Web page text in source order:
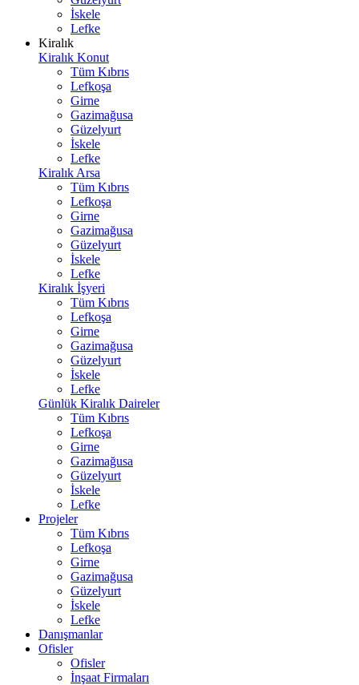
İskele
Lefke
Kiralık
Kiralık Konut
Tüm Kıbrıs
Lefkoşa
Girne
Gazimağusa
Güzelyurt
İskele
Lefke
Kiralık Arsa
Tüm Kıbrıs
Lefkoşa
Girne
Gazimağusa
Güzelyurt
İskele
Lefke
Kiralık İşyeri
Tüm Kıbrıs
Lefkoşa
Girne
Gazimağusa
Güzelyurt
İskele
Lefke
Günlük Kiralık Daireler
Tüm Kıbrıs
Lefkoşa
Girne
Gazimağusa
Güzelyurt
İskele
Lefke
Projeler
Tüm Kıbrıs
Lefkoşa
Girne
Gazimağusa
Güzelyurt
İskele
Lefke
Danışmanlar
Ofisler
Ofisler
İnşaat Firmaları